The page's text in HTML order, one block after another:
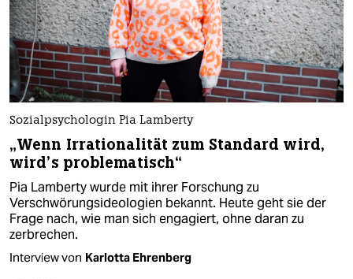
Sozialpsychologin Pia Lamberty
„Wenn Irrationalität zum Standard wird,
wird’s problematisch“
Pia Lamberty wurde mit ihrer Forschung zu
Verschwörungsideologien bekannt. Heute geht sie der
Frage nach, wie man sich engagiert, ohne daran zu
zerbrechen.
Interview von Karlotta Ehrenberg